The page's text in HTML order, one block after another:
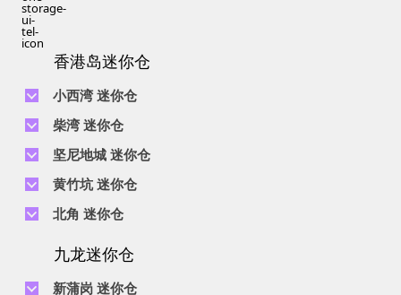
香港岛迷你仓
小西湾 迷你仓
电话 :2111 1062
地址 : 柴湾新业街5号王子工业大厦4楼
地址 : 柴湾新业街11号森龙工业大厦7楼B室
柴湾 迷你仓
电话 :2194 0038
地址 : 柴湾祥利街7号万峰工业大厦6楼C室
地址 : 柴湾利众街20号柴湾中心工业大厦6楼B室及14楼B1室
坚尼地城 迷你仓
电话 : 2623 0280
地址 : 坚尼地城士美菲路12P号祥兴工业大厦9楼
黄竹坑 迷你仓
电话 :2680 9691
地址 : 黄竹坑道18号瑞琪工业大厦14楼A室
电话 :2116 8113
北角 迷你仓
地址 : 香港屈臣道4-6号海景大厦B座10楼4&6室
九龙迷你仓
新蒲岗 迷你仓